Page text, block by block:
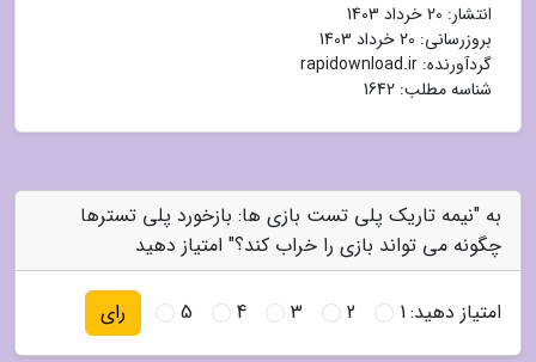
انتشار: 20 خرداد 1403
بروزرسانی: 20 خرداد 1403
گردآورنده: rapidownload.ir
شناسه مطلب: 1642
به "نیمه تاریک پلی تست بازی ها: بازخورد پلی تسترها
چگونه می تواند بازی را خراب کند؟" امتیاز دهید
امتیاز دهید:1
2
3
4
5 رای